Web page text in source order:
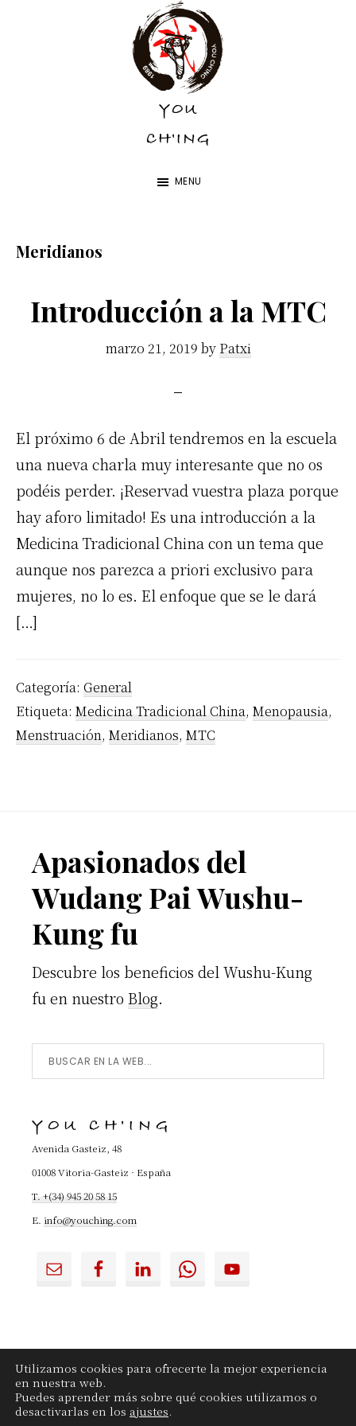
YOU
CH'ING
YOU
CH'ING
MENU
Meridianos
Introducción a la MTC
marzo 21, 2019 by Patxi
El próximo 6 de Abril tendremos en la escuela
una nueva charla muy interesante que no os
podéis perder. ¡Reservad vuestra plaza porque
hay aforo limitado! Es una introducción a la
Medicina Tradicional China con un tema que
aunque nos parezca a priori exclusivo para
mujeres, no lo es. El enfoque que se le dará
[…]
Categoría: General
Etiqueta: Medicina Tradicional China, Menopausia,
Menstruación, Meridianos, MTC
Footer
Apasionados del
Wudang Pai Wushu-
Kung fu
Descubre los beneficios del Wushu-Kung
fu en nuestro Blog.
Buscar
en
Web...
YOU CH'ING
Avenida Gasteiz, 48
01008 Vitoria-Gasteiz · España
T. +(34) 945 20 58 15
E. info@youching.com
YouChing.com
Privacidad|
Utilizamos cookies para ofrecerte la mejor experiencia
en nuestra web.
Puedes aprender más sobre qué cookies utilizamos o
desactivarlas en los ajustes.